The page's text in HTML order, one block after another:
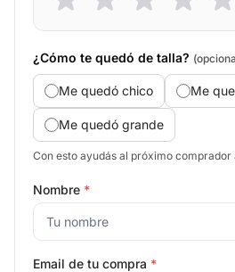
¿Cómo te quedó de talla?
Me quedó chico Me
Me quedó grande
Con esto ayudás al próximo
Nombre *
Email de tu compra *